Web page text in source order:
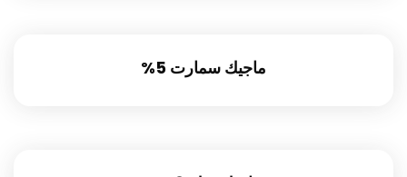
ماجيك سمارت 5%